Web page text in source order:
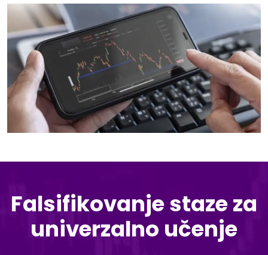
Falsifikovanje staze za
univerzalno učenje